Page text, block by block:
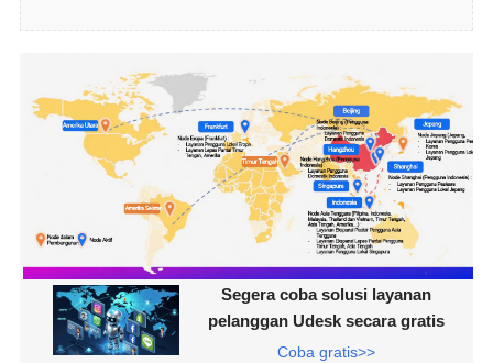
Segera coba solusi layanan
pelanggan Udesk secara gratis
Coba gratis>>